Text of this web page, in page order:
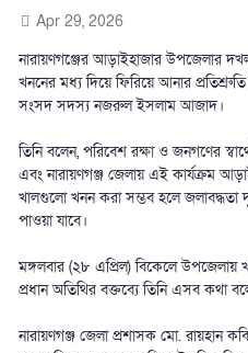
Apr 29, 2026
নারায়ণগঞ্জের আড়াইহাজার উপজেলার
খননের মধ্য দিয়ে ফিরিয়ে আনার
সংসদ সদস্য নজরুল ইসলাম আজাদ।
তিনি বলেন, পরিবেশ রক্ষা ও জনগণের
এবং নারায়ণগঞ্জ জেলায় এই কার্যক্রম
খালগুলো খনন করা সম্ভব হলে
পাওয়া যাবে।
মঙ্গলবার (২৮ এপ্রিল) বিকেলে উপজেলায়
প্রধান অতিথির বক্তব্যে তিনি এসব কথা
নারায়ণগঞ্জ জেলা প্রশাসক মো. রায়হান